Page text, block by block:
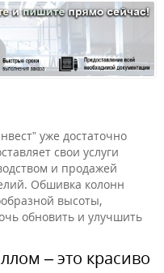
уже достаточно
свои услуги
и продажей
Обшивка колонн
высоты,
обновить и улучшить
– это красиво